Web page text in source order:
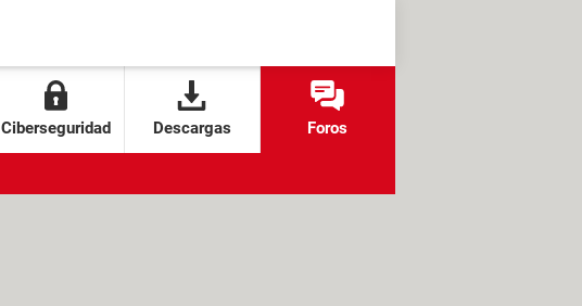
Ciberseguridad Descargas Foros